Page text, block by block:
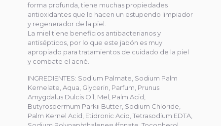
forma profunda, tiene muchas propiedades
antioxidantes que lo hacen un estupendo limpiador
y regenerador de la piel.
La miel tiene beneficios antibacterianos y
antisépticos, por lo que este jabón es muy
apropiado para tratamientos de cuidado de la piel
y combate el acné.
INGREDIENTES: Sodium Palmate, Sodium Palm
Kernelate, Aqua, Glycerin, Parfum, Prunus
Amygdalus Dulcis Oil, Mel, Palm Acid,
Butyrospermum Parkii Butter, Sodium Chloride,
Palm Kernel Acid, Etidronic Acid, Tetrasodium EDTA,